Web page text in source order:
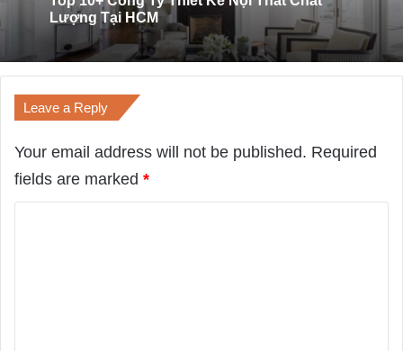
21/02/2025
Top 10+ Công Ty Thiết Kế Nội Thất Chất
Top 7 Lưu Ý Khi Thiết Kế Nội Thất Trần Nhà
Leave a Reply
Your email address will not be published. Required
fields are marked *